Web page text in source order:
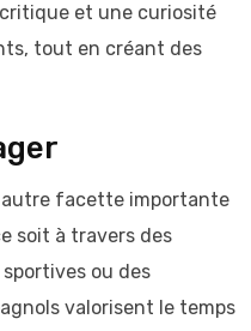
et une curiosité
tout en créant des
autre facette importante
soit à travers des
ou des
valorisent le temps